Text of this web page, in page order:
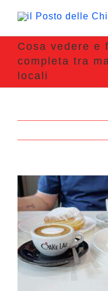
Cosa vedere e
completa tra
locali